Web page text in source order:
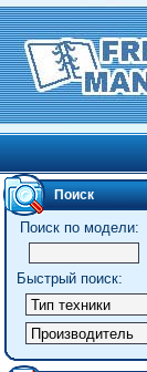
Поиск
Поиск по модели:
Быстрый поиск: